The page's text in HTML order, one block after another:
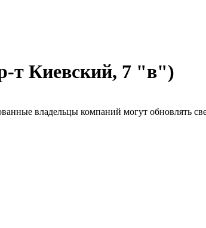
т Киевский, 7 "в")
владельцы компаний могут обновлять